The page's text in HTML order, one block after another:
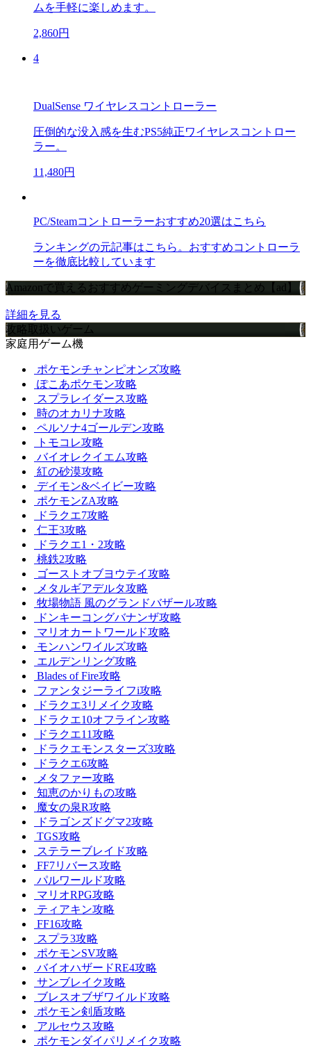
ムを手軽に楽しめます。
2,860円
4
DualSense ワイヤレスコントローラー
圧倒的な没入感を生むPS5純正ワイヤレスコントロー
ラー。
11,480円
PC/Steamコントローラーおすすめ20選はこちら
ランキングの元記事はこちら。おすすめコントローラ
ーを徹底比較しています
Amazonで買えるおすすめゲーミングデバイスまとめ【ad】
詳細を見る
攻略取扱いゲーム
家庭用ゲーム機
ポケモンチャンピオンズ攻略
ぽこあポケモン攻略
スプラレイダース攻略
時のオカリナ攻略
ペルソナ4ゴールデン攻略
トモコレ攻略
バイオレクイエム攻略
紅の砂漠攻略
デイモン&ベイビー攻略
ポケモンZA攻略
ドラクエ7攻略
仁王3攻略
ドラクエ1・2攻略
桃鉄2攻略
ゴーストオブヨウテイ攻略
メタルギアデルタ攻略
牧場物語 風のグランドバザール攻略
ドンキーコングバナンザ攻略
マリオカートワールド攻略
モンハンワイルズ攻略
エルデンリング攻略
Blades of Fire攻略
ファンタジーライフi攻略
ドラクエ3リメイク攻略
ドラクエ10オフライン攻略
ドラクエ11攻略
ドラクエモンスターズ3攻略
ドラクエ6攻略
メタファー攻略
知恵のかりもの攻略
魔女の泉R攻略
ドラゴンズドグマ2攻略
TGS攻略
ステラーブレイド攻略
FF7リバース攻略
パルワールド攻略
マリオRPG攻略
ティアキン攻略
FF16攻略
スプラ3攻略
ポケモンSV攻略
バイオハザードRE4攻略
サンブレイク攻略
ブレスオブザワイルド攻略
ポケモン剣盾攻略
アルセウス攻略
ポケモンダイパリメイク攻略